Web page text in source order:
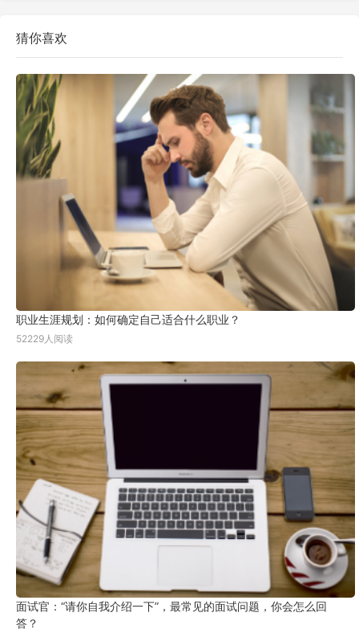
猜你喜欢
职业生涯规划：如何确定自己适合什么职业？
52229人阅读
面试官：“请你自我介绍一下”，最常见的面试问题，你会怎么回
答？